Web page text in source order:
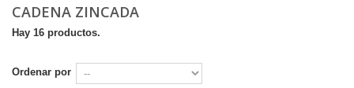
CADENA ZINCADA
Hay 16 productos.
Ordenar por